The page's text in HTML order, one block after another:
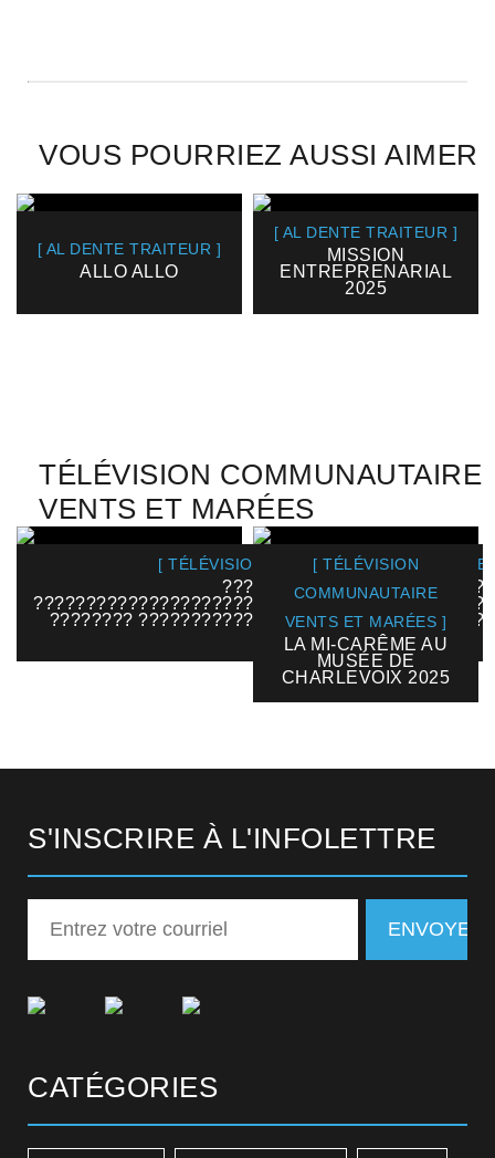
VOUS POURRIEZ AUSSI AIMER
[ AL DENTE TRAITEUR ]
ALLO ALLO
[ AL DENTE TRAITEUR ]
MISSION
ENTREPRENARIAL
2025
TÉLÉVISION COMMUNAUTAIRE
VENTS ET MARÉES
[ TÉLÉVISION COMMUNAUTAIRE VENTS
????????
2025
[ TÉLÉVISION
COMMUNAUTAIRE
VENTS ET MARÉES ]
LA MI-CARÊME AU
MUSÉE DE
CHARLEVOIX 2025
CATÉGORIES
S'INSCRIRE À L'INFOLETTRE